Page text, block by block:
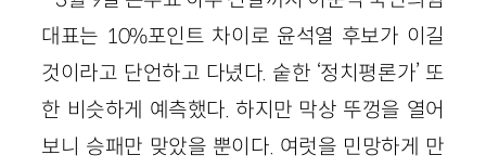
대표는 10%포인트 차이로 윤석열 후보가 이길
것이라고 단언하고 다녔다. 숱한 ‘정치평론가’ 또
한 비슷하게 예측했다. 하지만 막상 뚜껑을 열어
보니 승패만 맞았을 뿐이다. 여럿을 민망하게 만